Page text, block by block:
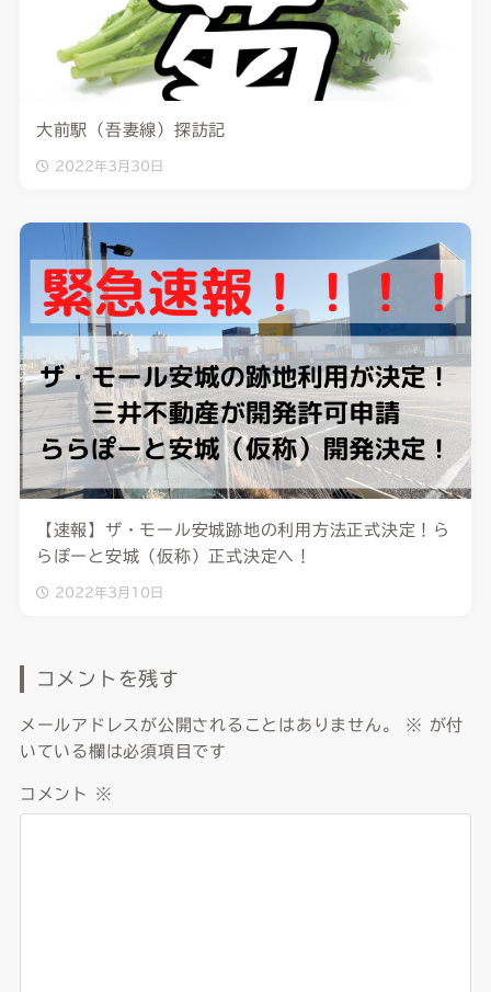
大前駅（吾妻線）探訪記
2022年3月30日
【速報】ザ・モール安城跡地の利用方法正式決定！ら
らぽーと安城（仮称）正式決定へ！
2022年3月10日
コメントを残す
メールアドレスが公開されることはありません。 ※ が付
いている欄は必須項目です
コメント ※